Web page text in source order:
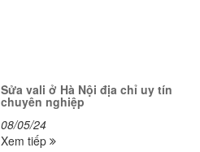
Sửa vali ở Hà Nội địa chỉ uy tín
chuyên nghiệp
08/05/24
Xem tiếp